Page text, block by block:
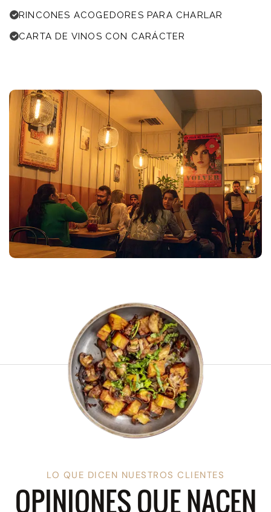
RINCONES ACOGEDORES PARA CHARLAR
CARTA DE VINOS CON CARÁCTER
LO QUE DICEN NUESTROS CLIENTES
OPINIONES QUE NACEN